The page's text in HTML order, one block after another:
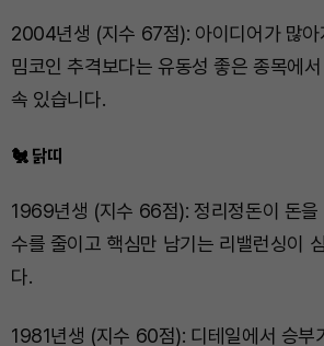
2004년생 (지수 67점): 아이디어가 많아
밈코인 추격보다는 유동성 좋은 종목에
속 있습니다.
🐔 닭띠
1969년생 (지수 66점): 정리정돈이 돈을
수를 줄이고 핵심만 남기는 리밸런싱이
다.
1981년생 (지수 60점): 디테일에서 승부